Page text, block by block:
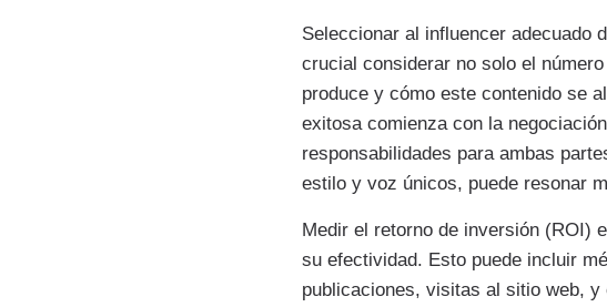
Seleccionar al influencer adecuado
crucial considerar no solo el
produce y cómo este contenido se
exitosa comienza con la
responsabilidades para ambas
estilo y voz únicos, puede resonar
Medir el retorno de inversión (ROI)
su efectividad. Esto puede incluir
publicaciones, visitas al sitio web,